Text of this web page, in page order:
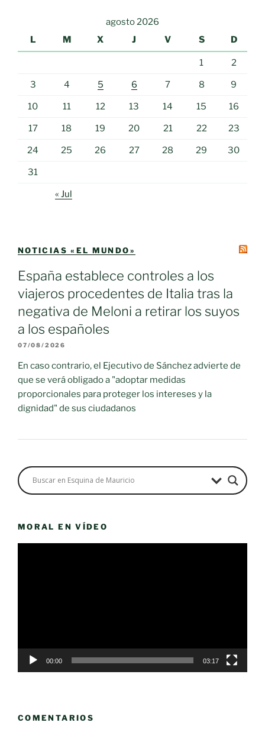
agosto 2026
L
M X J V S D
1 2
3 4 5 6 7 8 9
10 11 12 13 14 15 16
17 18 19 20 21 22 23
24 25 26 27 28 29 30
31
« Jul
NOTICIAS «EL MUNDO»
España establece controles a los
viajeros procedentes de Italia tras la
negativa de Meloni a retirar los suyos
a los españoles
07/08/2026
En caso contrario, el Ejecutivo de Sánchez advierte de
que se verá obligado a "adoptar medidas
proporcionales para proteger los intereses y la
dignidad" de sus ciudadanos
MORAL EN VÍDEO
00:00 03:17
COMENTARIOS